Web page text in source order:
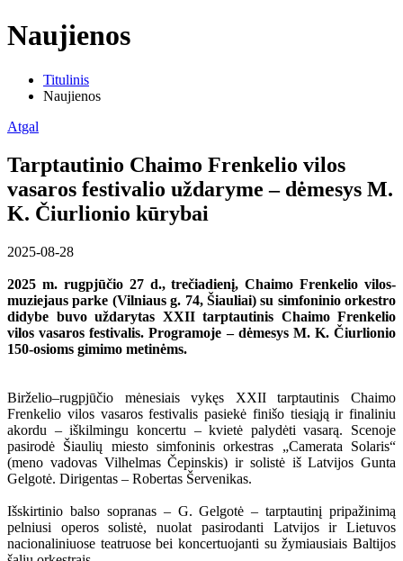
Naujienos
Titulinis
Naujienos
Atgal
Tarptautinio Chaimo Frenkelio vilos
vasaros festivalio uždaryme – dėmesys M.
K. Čiurlionio kūrybai
2025-08-28
2025 m. rugpjūčio 27 d., trečiadienį, Chaimo Frenkelio vilos-
muziejaus parke (Vilniaus g. 74, Šiauliai) su simfoninio orkestro
didybe buvo uždarytas XXII tarptautinis Chaimo Frenkelio
vilos vasaros festivalis. Programoje – dėmesys M. K. Čiurlionio
150-osioms gimimo metinėms.
Birželio–rugpjūčio mėnesiais vykęs XXII tarptautinis Chaimo
Frenkelio vilos vasaros festivalis pasiekė finišo tiesiąją ir finaliniu
akordu – iškilmingu koncertu – kvietė palydėti vasarą. Scenoje
pasirodė Šiaulių miesto simfoninis orkestras „Camerata Solaris“
(meno vadovas Vilhelmas Čepinskis) ir solistė iš Latvijos Gunta
Gelgotė. Dirigentas – Robertas Šervenikas.
Išskirtinio balso sopranas – G. Gelgotė – tarptautinį pripažinimą
pelniusi operos solistė, nuolat pasirodanti Latvijos ir Lietuvos
nacionaliniuose teatruose bei koncertuojanti su žymiausiais Baltijos